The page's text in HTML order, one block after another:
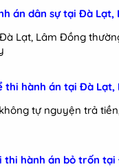
án dân sự tại Đà Lạt,
Lạt, Lâm Đồng
thi hành án tại Đà
tự nguyện trả
thi hành án bỏ trốn